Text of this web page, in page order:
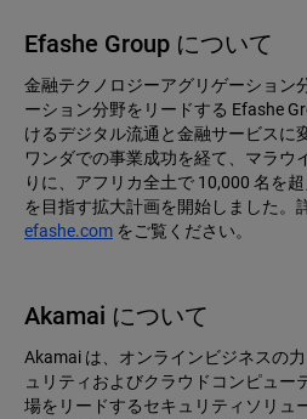
Efashe Group について
金融テクノロジーアグリゲーション
ーション分野をリードする Efashe
けるデジタル流通と金融サービスに
ワンダでの事業成功を経て、マラウ
りに、アフリカ全土で 10,000 名を
を目指す拡大計画を開始しました。
efashe.com をご覧ください。
Akamai について
Akamai は、オンラインビジネスの
ュリティおよびクラウドコンピュー
場をリードするセキュリティソリュ